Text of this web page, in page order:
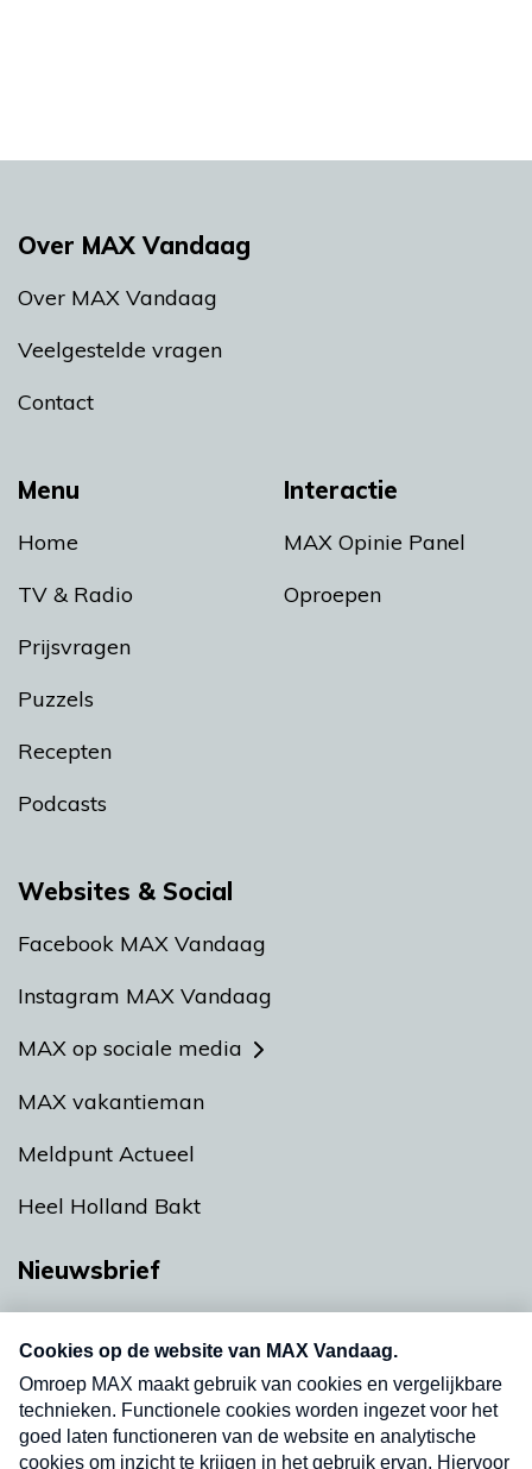
Menu
Home
TV & Radio
Prijsvragen
Puzzels
Recepten
Podcasts
Interactie
MAX Opinie Panel
Oproepen
Over MAX Vandaag
Over MAX Vandaag
Veelgestelde vragen
Contact
Websites & Social
Facebook MAX Vandaag
Instagram MAX Vandaag
MAX op sociale media
MAX vakantieman
Meldpunt Actueel
Heel Holland Bakt
Nieuwsbrief
nieuwsbrief. Elke vrijdag- en dinsdagochtend in
uw mailbox.
Verzend